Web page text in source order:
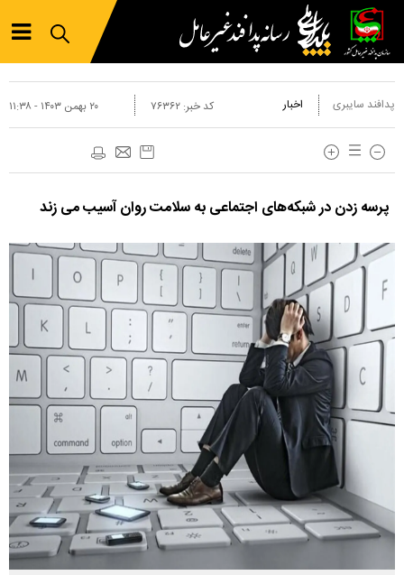
پدافند سایبری اخبار ۲۰ بهمن ۱۴۰۳ - ۱۱:۳۸ کد خبر:۷۶۳۶۲
پرسه زدن در شبکه‌های اجتماعی به سلامت روان آسیب می زند